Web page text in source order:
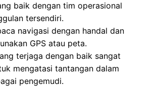
baik dengan tim operasional
tersendiri.
navigasi dengan handal dan
GPS atau peta.
terjaga dengan baik sangat
mengatasi tantangan dalam
pengemudi.